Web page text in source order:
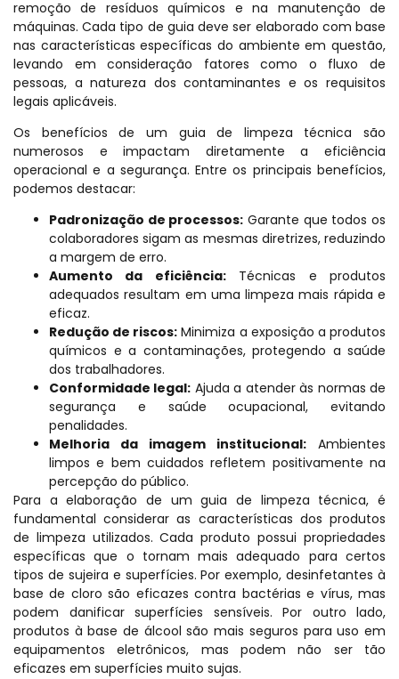
remoção de resíduos químicos e na manutenção de
máquinas. Cada tipo de guia deve ser elaborado com base
nas características específicas do ambiente em questão,
levando em consideração fatores como o fluxo de
pessoas, a natureza dos contaminantes e os requisitos
legais aplicáveis.
Os benefícios de um guia de limpeza técnica são
numerosos e impactam diretamente a eficiência
operacional e a segurança. Entre os principais benefícios,
podemos destacar:
Padronização de processos: Garante que todos os
colaboradores sigam as mesmas diretrizes, reduzindo
a margem de erro.
Aumento da eficiência:Técnicas e produtos
adequados resultam em uma limpeza mais rápida e
eficaz.
Redução de riscos: Minimiza a exposição a produtos
químicos e a contaminações, protegendo a saúde
dos trabalhadores.
Conformidade legal: Ajuda a atender às normas de
segurança e saúde ocupacional, evitando
penalidades.
Melhoria da imagem institucional: Ambientes
limpos e bem cuidados refletem positivamente na
percepção do público.
Para a elaboração de um guia de limpeza técnica, é
fundamental considerar as características dos produtos
de limpeza utilizados. Cada produto possui propriedades
específicas que o tornam mais adequado para certos
tipos de sujeira e superfícies. Por exemplo, desinfetantes à
base de cloro são eficazes contra bactérias e vírus, mas
podem danificar superfícies sensíveis. Por outro lado,
produtos à base de álcool são mais seguros para uso em
equipamentos eletrônicos, mas podem não ser tão
eficazes em superfícies muito sujas.